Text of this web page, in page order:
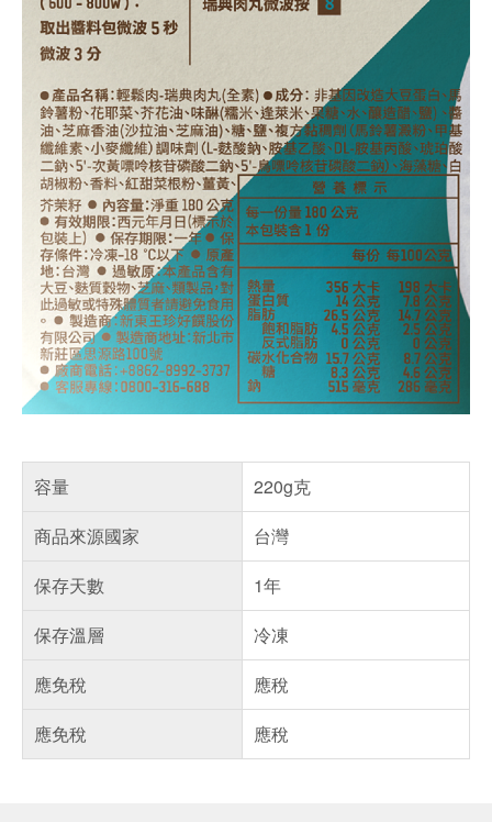
容量
220g克
商品來源國家
台灣
保存天數
1年
保存溫層
冷凍
應免稅
應稅
應免稅
應稅